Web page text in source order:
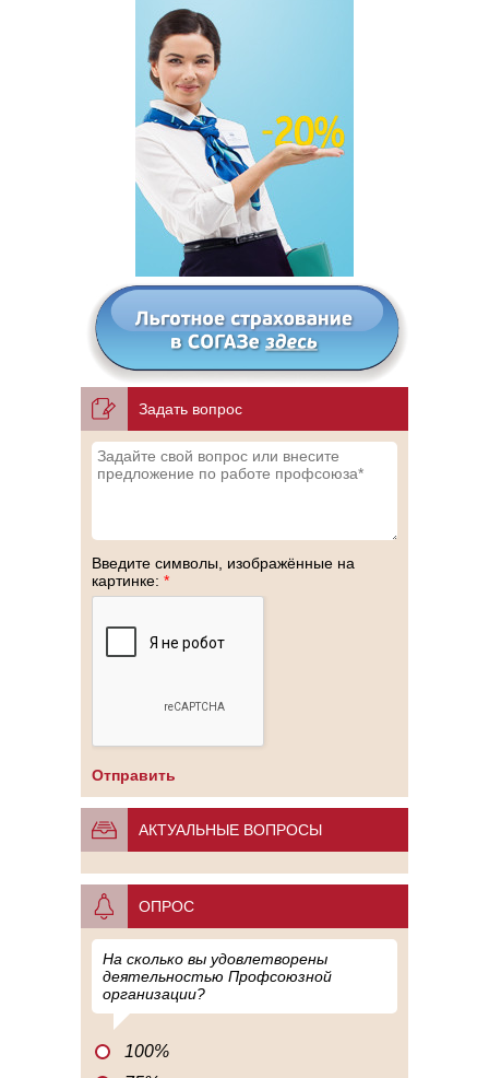
Задать вопрос
Введите символы, изображённые на
картинке: *
АКТУАЛЬНЫЕ ВОПРОСЫ
ОПРОС
На сколько вы удовлетворены
деятельностью Профсоюзной
организации?
100%